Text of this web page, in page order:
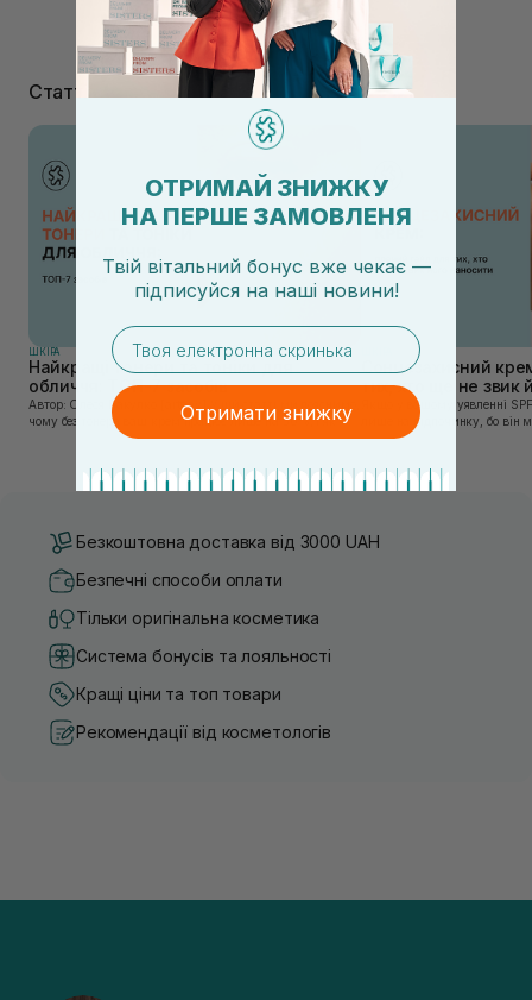
Статті
ШКIРА
Найкращі тонери та тоніки для
обличчя: ТОП-7 засобів
Автор: Олеся Вакулко [artnav] У цій статті ми пояснимо,
чому без тонера ваш крем працює лише на 50%, і як
знайти засіб під потреби саме вашої шкіри. Хибною є
Сонцезахисний
тих, хто ще не звик
Якщо у вашому уявленні
лише на відпочинку, бо він
шкірі, може бути
Безкоштовна доставка від 3000 UAH
Безпечні способи оплати
Тільки оригінальна косметика
Система бонусів та лояльності
Кращі ціни та топ товари
Рекомендації від косметологів
ОТРИМАЙ ЗНИЖКУ
НА ПЕРШЕ ЗАМОВЛЕНЯ
Твій вітальний бонус вже чекає —
підписуйся на наші новини!
email
Отримати знижку